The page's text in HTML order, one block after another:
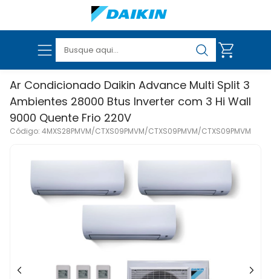
VER TODOS OS PRODUTOS
Ar Condicionado Daikin Advance Multi Split 3
Ambientes 28000 Btus Inverter com 3 Hi Wall
9000 Quente Frio 220V
Código: 4MXS28PMVM/CTXS09PMVM/CTXS09PMVM/CTXS09PMVM